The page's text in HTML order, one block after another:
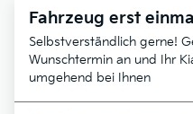
Fahrzeug erst
Selbstverständlich gerne!
Wunschtermin an und Ihr
umgehend bei Ihnen